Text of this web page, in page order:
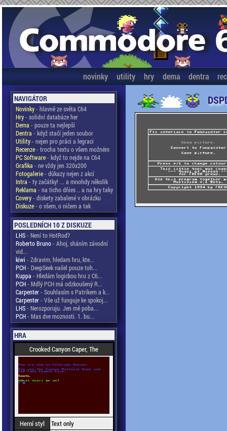
novinky utility hry dema dentra
NAVIGÁTOR
Novinky- hlavně ze světa C64
Hry- solidní databáze her
Dema - pouze ta nejlepší
Dentra - když stačí jeden soubor
Utility- nejen pro práci a legraci
Recenze- trocha textu o všem možném
PC Software- když to nejde na C64
Grafika - ne vždy jen 320x200
Fotogalerie- důkazy nejen z akcí
Intra - ty začátky! ... a mnohdy několik
Reklama - na ticho dňies .. a na hry taky
Covery- diskety zabalené v obrázku
Diskuze- o všem, o ničem a tak
POSLEDNÍCH 10 Z DISKUZE
LHS- Není to HotRod?
Roberto Bruno- Ahoj, sháním závodní
vid...
kiwi - Zdravim, hledam hru, kte...
PCH- DeepSeek našel pouze toh...
Kuppa - Hledám logickou hru z C6...
PCH- Mdlý PCH má odzkoušený R...
Carpenter- Souhlasím s Patrikem a k...
Carpenter- Vše už funguje ke spokoj...
LHS- Nerozporuju. Jen mě poba...
PCH- Mas dve moznosti. 1. bu...
HRA
Crooked Canyon Caper, The
Herní styl
Text only